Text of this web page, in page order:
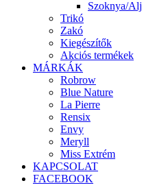
Szoknya/Alj
Trikó
Zakó
Kiegészítők
Akciós termékek
MÁRKÁK
Robrow
Blue Nature
La Pierre
Rensix
Envy
Meryll
Miss Extrém
KAPCSOLAT
FACEBOOK